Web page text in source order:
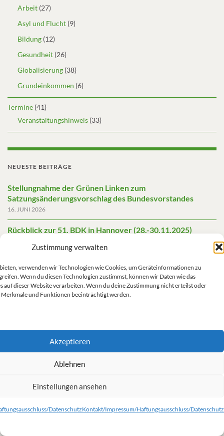
Zustimmung verwalten
verwenden wir Technologien wie Cookies, um Geräteinformationen zu
Wenn du diesen Technologien zustimmst, können wir Daten wie das
auf dieser Website verarbeiten. Wenn du deine Zustimmung nicht erteilst oder
und Funktionen beeinträchtigt werden.
Akzeptieren
Ablehnen
Einstellungen ansehen
DatenschutzKontakt/Impressum/Haftungsausschluss/Datenschutz
Arbeit (27)
Asyl und Flucht (9)
Bildung (12)
Gesundheit (26)
Globalisierung (38)
Grundeinkommen (6)
Termine (41)
Veranstaltungshinweis (33)
NEUESTE BEITRÄGE
Stellungnahme der Grünen Linken zum
Satzungsänderungsvorschlag des Bundesvorstandes
16. JUNI 2026
Rückblick zur 51. BDK in Hannover (28.-30.11.2025)
11. OKTOBER 2025
Anträge auf Suche nach Unterstützung für die BDK in
palästinensischen Bewegung „Combatants for Peace“ und
20. SEPTEMBER 2025
Nahostkonflikt – Linksgrünes Wirken für einen gerechten
13. SEPTEMBER 2025